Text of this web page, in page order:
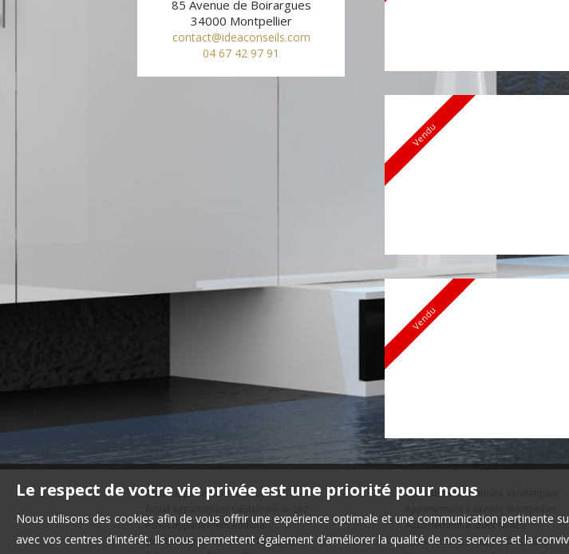
85 Avenue de Boirargues
34000 Montpellier
contact@ideaconseils.com
04 67 42 97 91
Vendu
Vendu
Achat appartement Montpellier
Achat appartement Rodilhan
Location appartement MONTPELLIER
Appartement à vendre Vendargues
Appartement à louer NIMES
Appartement à louer MONTPELLIER
Le respect de votre vie privée est une priorité pour nous
Nous utilisons des cookies afin de vous offrir une expérience optimale et une communication pertinente
avec vos centres d'intérêt. Ils nous permettent également d'améliorer la qualité de nos services et la